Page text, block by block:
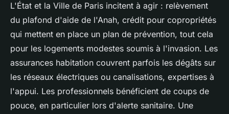
L'État et la Ville de Paris incitent à agir : relèvement
du plafond d'aide de l'Anah, crédit pour copropriétés
qui mettent en place un plan de prévention, tout cela
pour les logements modestes soumis à l'invasion. Les
assurances habitation couvrent parfois les dégâts sur
les réseaux électriques ou canalisations, expertises à
l'appui. Les professionnels bénéficient de coups de
pouce, en particulier lors d'alerte sanitaire. Une